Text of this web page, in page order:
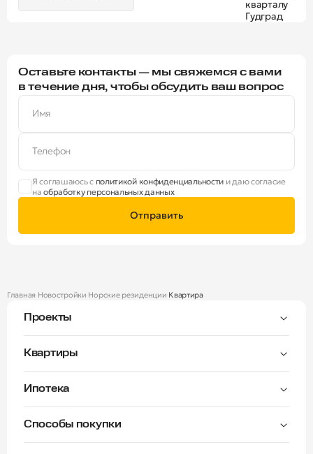
Оставьте контакты — мы свяжемся с вами
в течение дня, чтобы обсудить ваш вопрос
Имя
Телефон
Я соглашаюсь с политикой конфиденциальности и даю согласие
наобработку персональных данных
Отправить
Главная Новостройки Норские резиденции Квартира
Проекты
Тверицы
Норские резиденции
Квартиры
Окна на две стороны
Ипотека
Способы покупки